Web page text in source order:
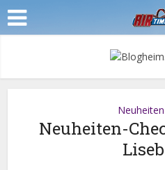
Neuheiten-